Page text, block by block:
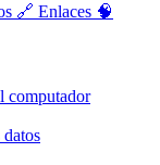
🔗 Enlaces 🧠
computador